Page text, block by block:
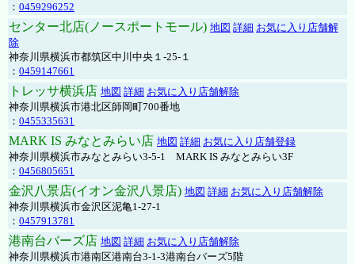
： 0459296252
センター北店(ノースポートモール) 地図 詳細 お気に入り店舗解
除
神奈川県横浜市都筑区中川中央１-25-１
： 0459147661
トレッサ横浜店 地図 詳細 お気に入り店舗解除
神奈川県横浜市港北区師岡町700番地
： 0455335631
MARK IS みなとみらい店 地図 詳細 お気に入り店舗登録
神奈川県横浜市みなとみらい3-5-1 MARK IS みなとみらい3F
： 0456805651
金沢八景店(イオン金沢八景店) 地図 詳細 お気に入り店舗解除
神奈川県横浜市金沢区泥亀1-27-1
： 0457913781
港南台バーズ店 地図 詳細 お気に入り店舗解除
神奈川県横浜市港南区港南台3-1-3港南台バーズ5階